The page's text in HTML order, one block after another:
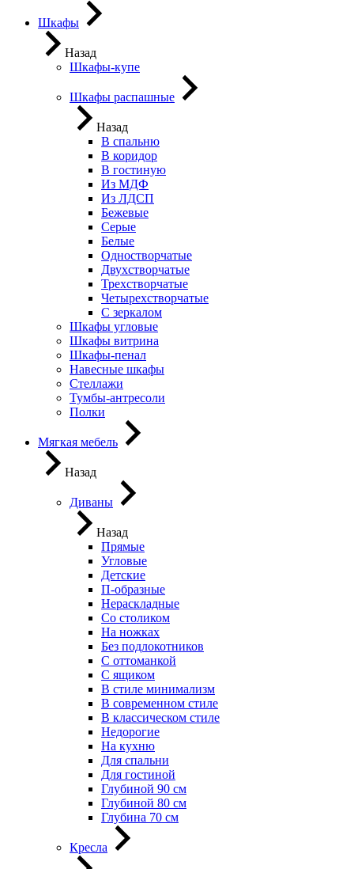
Шкафы
Назад
Шкафы-купе
Шкафы распашные
Назад
В спальню
В коридор
В гостиную
Из МДФ
Из ЛДСП
Бежевые
Серые
Белые
Одностворчатые
Двухстворчатые
Трехстворчатые
Четырехстворчатые
С зеркалом
Шкафы угловые
Шкафы витрина
Шкафы-пенал
Навесные шкафы
Стеллажи
Тумбы-антресоли
Полки
Мягкая мебель
Назад
Диваны
Назад
Прямые
Угловые
Детские
П-образные
Нераскладные
Со столиком
На ножках
Без подлокотников
С оттоманкой
С ящиком
В стиле минимализм
В современном стиле
В классическом стиле
Недорогие
На кухню
Для спальни
Для гостиной
Глубиной 90 см
Глубиной 80 см
Глубина 70 см
Кресла